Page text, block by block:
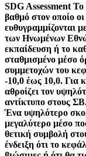
SDG Assessment Το
βαθμό στον οποίο
ευθυγραμμίζονται
των Ηνωμένων
εκπαίδευση ή το
σταθμισμένο μέσο
συμμετοχών του
-10,0 έως 10,0. Για
αθροίζει τον
αντίκτυπο στους
Ένα υψηλότερο
μεγαλύτερο μέσο
θετική συμβολή
ένδειξη ότι το